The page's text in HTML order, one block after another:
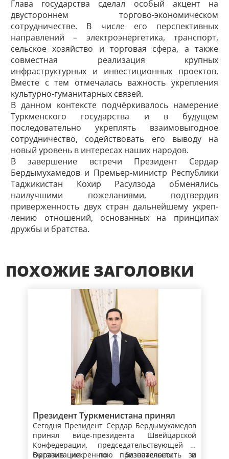
Глава государства сделал особый акцент на
двустороннем торгово-экономическом
сотрудничестве. В числе его перспективных
направлений – электроэнергетика, транспорт,
сельское хозяйство и торговая сфера, а также
совместная реализация крупных
инфраструктурных и инвестиционных проектов.
Вместе с тем отмечалась важность укрепления
культурно-гуманитарных связей.
В данном контексте подчёркивалось намерение
Туркменского государства и в будущем
последовательно укреплять взаимовыгодное
сотрудничество, содействовать его выводу на
новый уровень в интересах наших народов.
В завершение встречи Президент Сердар
Бердымухамедов и Премьер-министр Республики
Таджикистан Кохир Расулзода обменялись
наилучшими пожеланиями, подтвердив
приверженность двух стран дальнейшему укреп­
лению отношений, основанных на принципах
дружбы и ­братства.
ПОХОЖИЕ ЗАГОЛОВКИ
Президент Туркменистана принял
вице-президента, главу Федерального
департамента иностранных дел
Швейцарской Конфедерации
Сегодня Президент Сердар Бердымухамедов
принял вице-президента Швейцарской
Конфедерации, председательствующей в
Организации по безопасности и
Выразив искреннюю признательность за